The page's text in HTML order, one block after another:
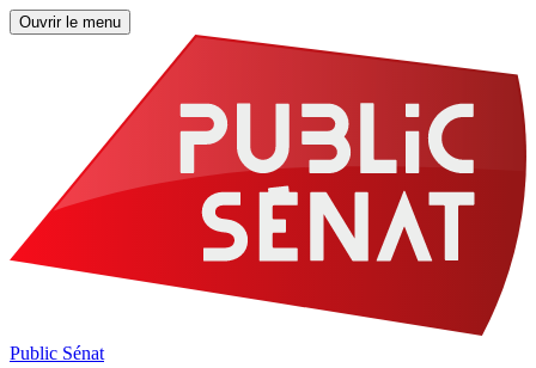
Ouvrir le menu
Public Sénat